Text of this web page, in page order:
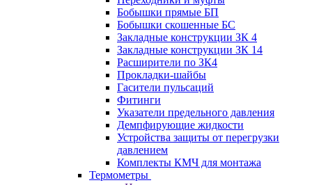
Бобышки прямые БП
Бобышки скошенные БС
Закладные конструкции ЗК 4
Закладные конструкции ЗК 14
Расширители по ЗК4
Прокладки-шайбы
Гасители пульсаций
Фитинги
Указатели предельного давления
Демпфирующие жидкости
Устройства защиты от перегрузки
давлением
Комплекты КМЧ для монтажа
Термометры